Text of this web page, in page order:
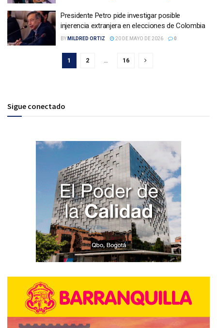
Presidente Petro pide investigar posible
injerencia extranjera en elecciones de Colombia
BY MILDRED ORTIZ 20 DE MAYO DE 2026 0
1 2 16
Sigue conectado